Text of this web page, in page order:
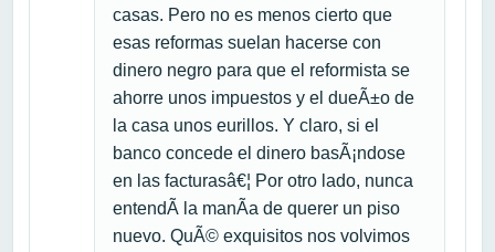
casas. Pero no es menos cierto que
esas reformas suelan hacerse con
dinero negro para que el reformista se
ahorre unos impuestos y el dueÃ±o de
la casa unos eurillos. Y claro, si el
banco concede el dinero basÃ¡ndose
en las facturasâ€¦ Por otro lado, nunca
entendÃ­ la manÃ­a de querer un piso
nuevo. QuÃ© exquisitos nos volvimos